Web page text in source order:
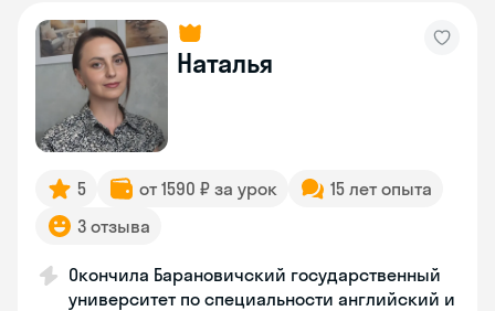
Наталья
5 от 1590 ₽ за урок
15 лет опыта
3 отзыва
Окончила Барановичский государственный
университет по специальности английский и